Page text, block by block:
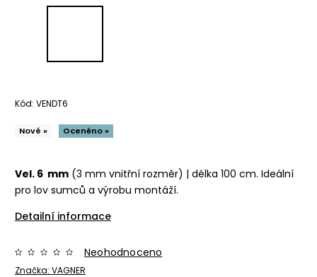
Kód: VENDT6
Nové » Oceněno »
Vel. 6 mm (3 mm vnitřní rozměr) | délka 100 cm. Ideální
pro lov sumců a výrobu montáží.
Detailní informace
Značka: VAGNER
Neohodnoceno